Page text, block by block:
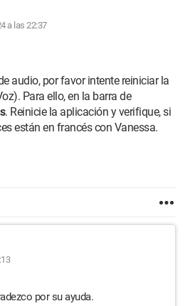
a las 22:37
audio, por favor intente reiniciar la
Para ello, en la barra de
. Reinicie la aplicación y verifique, si
están en francés con Vanessa.
por su ayuda.